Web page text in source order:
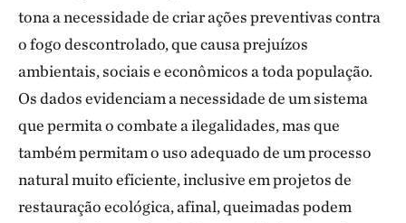
tona a necessidade de criar ações preventivas contra
o fogo descontrolado, que causa prejuízos
ambientais, sociais e econômicos a toda população.
Os dados evidenciam a necessidade de um sistema
que permita o combate a ilegalidades, mas que
também permitam o uso adequado de um processo
natural muito eficiente, inclusive em projetos de
restauração ecológica, afinal, queimadas podem